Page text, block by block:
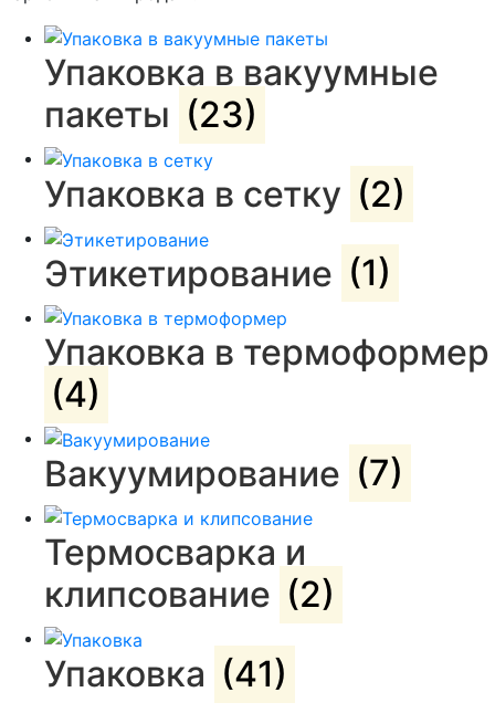
Упаковка в вакуумные
пакеты (23)
Упаковка в сетку (2)
Этикетирование (1)
Упаковка в термоформер
(4)
Вакуумирование (7)
Термосварка и
клипсование (2)
Упаковка (41)